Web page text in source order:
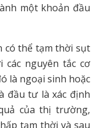
một khoản đầu
có thể tạm thời sụt
các nguyên tắc cơ
là ngoại sinh hoặc
đầu tư là xác định
của thị trường,
tạm thời và sau